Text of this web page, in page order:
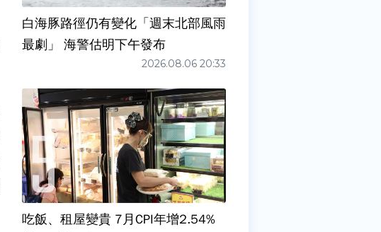
白海豚路徑仍有變化「週末北部風雨
最劇」 海警估明下午發布
2026.08.06 20:33
吃飯、租屋變貴 7月CPI年增2.54%